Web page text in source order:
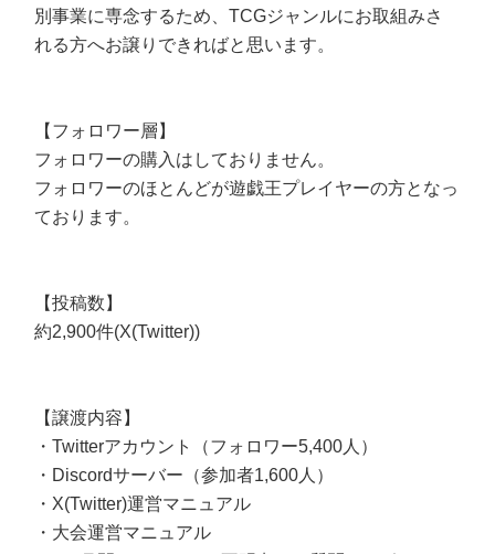
別事業に専念するため、TCGジャンルにお取組みさ
れる方へお譲りできればと思います。
【フォロワー層】
フォロワーの購入はしておりません。
フォロワーのほとんどが遊戯王プレイヤーの方となっ
ております。
【投稿数】
約2,900件(X(Twitter))
【譲渡内容】
・Twitterアカウント（フォロワー5,400人）
・Discordサーバー（参加者1,600人）
・X(Twitter)運営マニュアル
・大会運営マニュアル